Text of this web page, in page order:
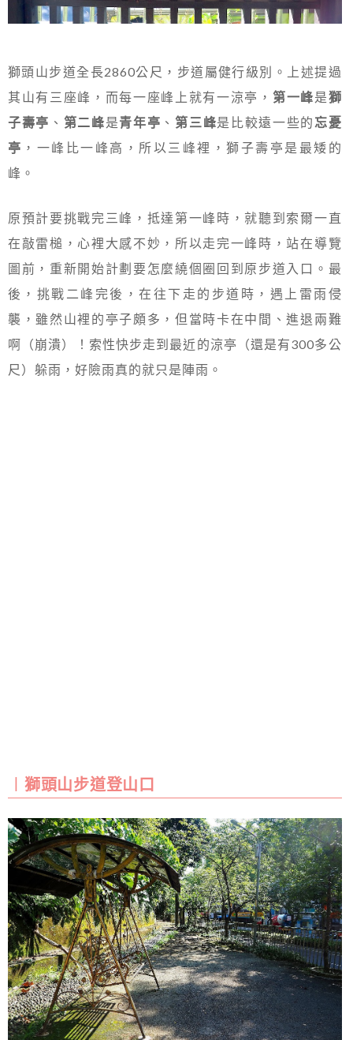
獅頭山步道全長2860公尺，步道屬健行級別。上述提過
其山有三座峰，而每一座峰上就有一涼亭， 第一峰是獅
子壽亭 、 第二峰是青年亭 、第三峰是比較遠一些的 忘憂
亭 ，一峰比一峰高，所以三峰裡，獅子壽亭是最矮的
峰。
原預計要挑戰完三峰，抵達第一峰時，就聽到索爾一直
在敲雷槌，心裡大感不妙，所以走完一峰時，站在導覽
圖前，重新開始計劃要怎麼繞個圈回到原步道入口。最
後，挑戰二峰完後，在往下走的步道時，遇上雷雨侵
襲，雖然山裡的亭子頗多，但當時卡在中間、進退兩難
啊（崩潰）！索性快步走到最近的涼亭（還是有300多公
尺）躲雨，好險雨真的就只是陣雨。
︱獅頭山步道登山口